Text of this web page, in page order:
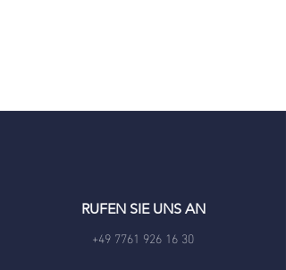
RUFEN SIE UNS AN
+49 7761 926 16 30